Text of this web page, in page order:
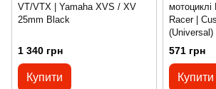
VT/VTX | Yamaha XVS / XV
25mm Black
1 340 грн
Купити
Racer |
(Universal)
571 грн
Купити